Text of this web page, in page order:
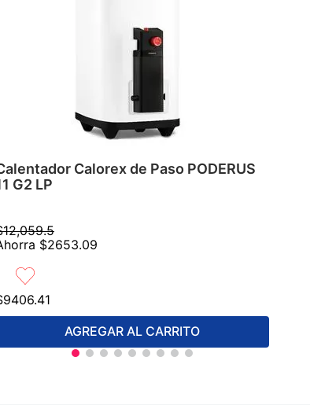
Calorex de Paso PODERUS
G2 LP
12,059.5
$2653.09
9406.41
AGREGAR AL CARRITO